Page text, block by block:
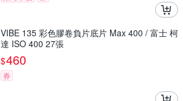
VIBE 135 彩色膠卷負片底片 Max 400 / 富士 柯
達 ISO 400 27張
$460
券